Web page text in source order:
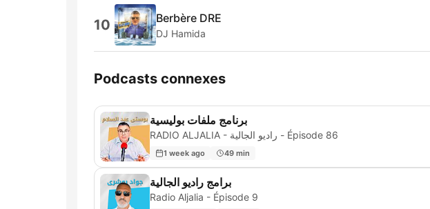
10 Berbère DRE
DJ Hamida
Podcasts connexes
برنامج ملفات بوليسية
RADIO ALJALIA - راديو الجالية - Épisode 86
1 week ago 49 min
برامج راديو الجالية
Radio Aljalia - Épisode 9